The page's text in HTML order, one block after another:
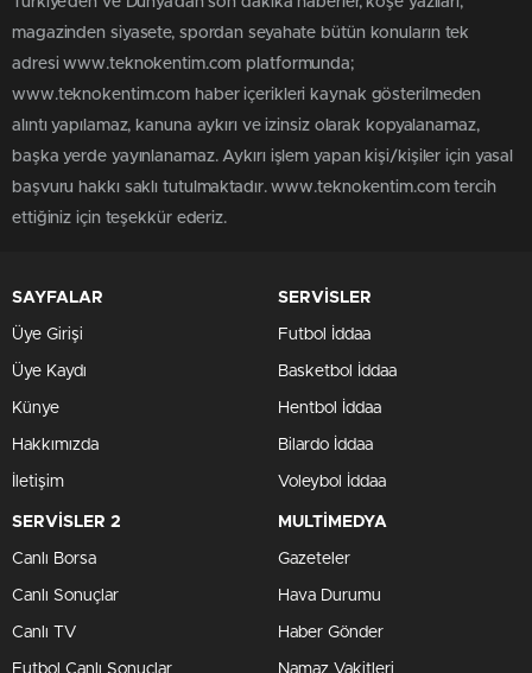
magazinden siyasete, spordan seyahate bütün konuların tek
adresi www.teknokentim.com platformunda;
www.teknokentim.com haber içerikleri kaynak gösterilmeden
alıntı yapılamaz, kanuna aykırı ve izinsiz olarak kopyalanamaz,
başka yerde yayınlanamaz. Aykırı işlem yapan kişi/kişiler için yasal
başvuru hakkı saklı tutulmaktadır. www.teknokentim.com tercih
ettiğiniz için teşekkür ederiz.
SAYFALAR
Üye Girişi
Üye Kaydı
Künye
Hakkımızda
İletişim
SERVİSLER
Futbol İddaa
Basketbol İddaa
Hentbol İddaa
Bilardo İddaa
Voleybol İddaa
SERVİSLER 2
Canlı Borsa
Canlı Sonuçlar
Canlı TV
MULTİMEDYA
Gazeteler
Hava Durumu
Haber Gönder